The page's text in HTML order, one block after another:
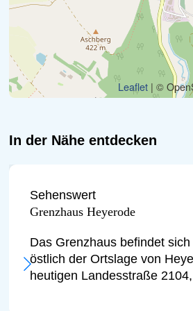
Erdgeschoss die
Ursprünglich war dieser
wohl ein Torturm.
Privatbesitz und dient
Landschaftsmaler als
geschlossenes
Gebäude befindet sich
findet man eine
Darstellung der
Leaflet| ©
In der Nähe entdecken
Sehenswert
Grenzhaus Heyerode
Das Grenzhaus befindet
östlich der Ortslage von
heutigen Landesstraße